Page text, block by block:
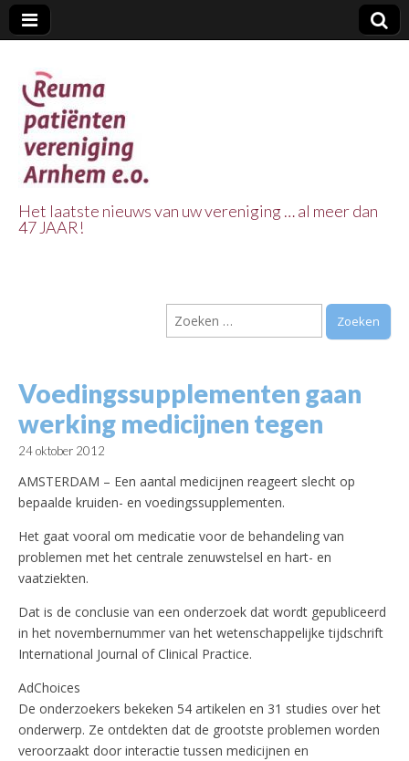
Vereniging
Arnhem e.o.
Het laatste nieuws van uw vereniging … al meer dan
47 JAAR!
Zoeken
naar:
Voedingssupplementen gaan
werking medicijnen tegen
24 oktober 2012
AMSTERDAM – Een aantal medicijnen reageert slecht op
bepaalde kruiden- en voedingssupplementen.
Het gaat vooral om medicatie voor de behandeling van
problemen met het centrale zenuwstelsel en hart- en
vaatziekten.
Dat is de conclusie van een onderzoek dat wordt gepubliceerd
in het novembernummer van het wetenschappelijke tijdschrift
International Journal of Clinical Practice.
AdChoices
De onderzoekers bekeken 54 artikelen en 31 studies over het
onderwerp. Ze ontdekten dat de grootste problemen worden
veroorzaakt door interactie tussen medicijnen en